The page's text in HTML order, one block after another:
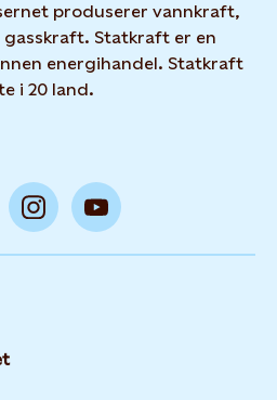
produserer vannkraft,
Statkraft er en
energihandel. Statkraft
i 20 land.